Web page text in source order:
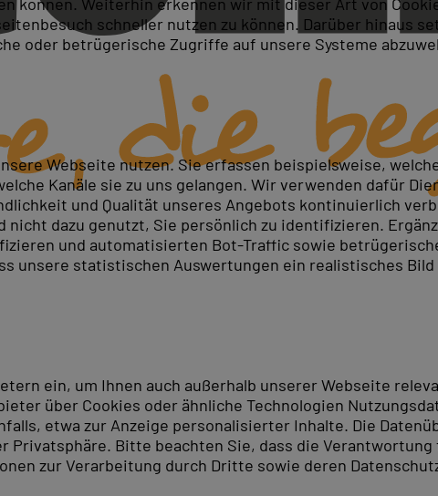
schneller nutzen zu können. Darüber hinaus
oder betrügerische Zugriffe auf unsere Systeme
Webseite nutzen. Sie erfassen beispielsweise,
Kanäle sie zu uns gelangen. Wir verwenden dafür
und Qualität unseres Angebots kontinuierlich
dazu genutzt, Sie persönlich zu identifizieren.
und automatisierten Bot-Traffic sowie
unsere statistischen Auswertungen ein realistisches
ein, um Ihnen auch außerhalb unserer Webseite
über Cookies oder ähnliche Technologien
etwa zur Anzeige personalisierter Inhalte. Die
Privatsphäre. Bitte beachten Sie, dass die
zur Verarbeitung durch Dritte sowie deren